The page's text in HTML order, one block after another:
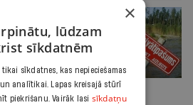
×
lūdzam
sīkdatnēm
tikai sīkdatnes, kas nepieciešamas
analītikai. Lapas kreisajā stūrī
piekrišanu. Vairāk lasi sīkdatņu